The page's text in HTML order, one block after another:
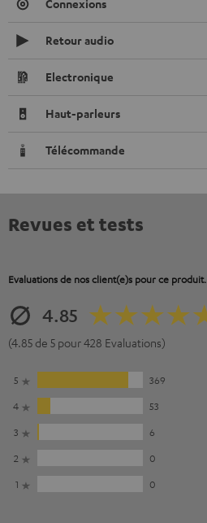
Connexions
Retour audio
Electronique
Haut-parleurs
Télécommande
Revues et tests
Evaluations de nos client(e)s pour ce produit.
4.85
(4.85 de 5 pour 428 Evaluations)
5
369
4
53
3
6
2
0
1
0